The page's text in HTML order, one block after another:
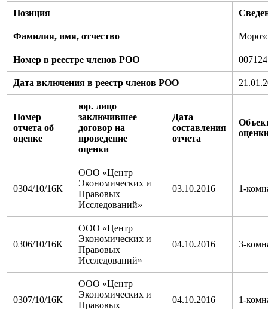
Позиция
Фамилия, имя, отчество
Номер в реестре членов РОО 007124
Дата включения в реестр членов РОО
Номер
отчета об
оценке
юр. лицо
заключившее
договор на
проведение
оценки
Дата
составления
отчета
0304/10/16К
ООО «Центр
Экономических и
Правовых
Исследований»
03.10.2016 1-
0306/10/16К
ООО «Центр
Экономических и
Правовых
Исследований»
04.10.2016 3-
0307/10/16К
ООО «Центр
Экономических и
Правовых
04.10.2016 1-